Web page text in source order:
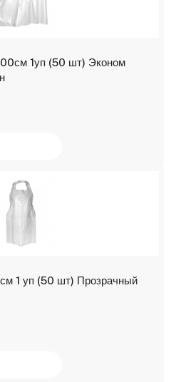
1уп (50 шт) Эконом
1 уп (50 шт) Прозрачный